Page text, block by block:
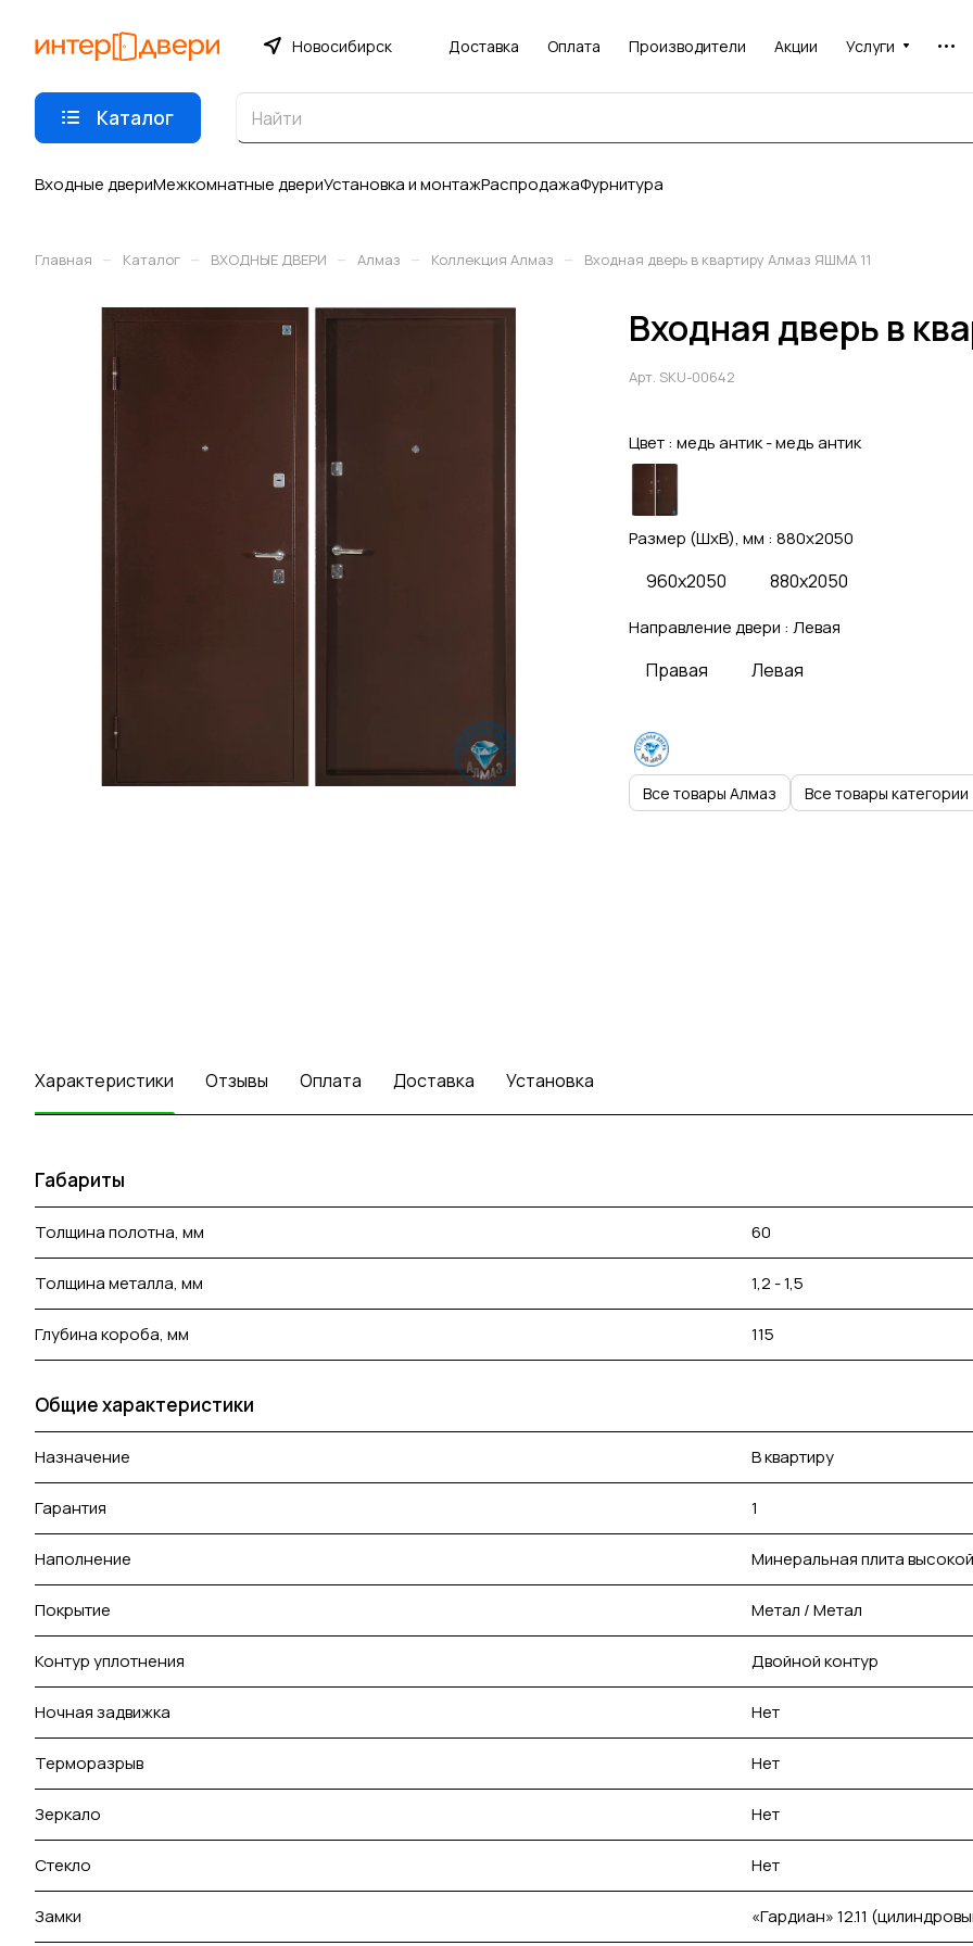
Новосибирск Доставка Оплата Производители Акции Услуги
Каталог
Входные двериМежкомнатные двериУстановка и монтажРаспродажаФурнитура
Главная – Каталог – ВХОДНЫЕ ДВЕРИ – Алмаз – Коллекция Алмаз – Входная дверь в квартиру Алмаз ЯШМА 11
Входная дверь в
Арт. SKU-00642
Цвет : медь антик - медь антик
Размер (ШхВ), мм : 880x2050
960x2050 880x2050
Направление двери : Левая
Правая Левая
Все товары Алмаз Все товары категории
Характеристики Отзывы Оплата Доставка Установка
Габариты
Толщина полотна, мм 60
Толщина металла, мм 1,2 - 1,5
Глубина короба, мм 115
Общие характеристики
Назначение В квартиру
Гарантия 1
Наполнение Минеральная плита
Покрытие Метал / Метал
Контур уплотнения Двойной контур
Ночная задвижка Нет
Терморазрыв Нет
Зеркало Нет
Стекло Нет
Замки «Гардиан» 12.11